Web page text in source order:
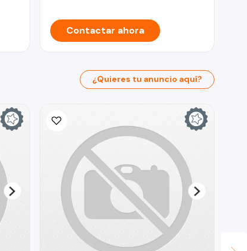
Contactar ahora
¿Quieres tu anuncio aquí?